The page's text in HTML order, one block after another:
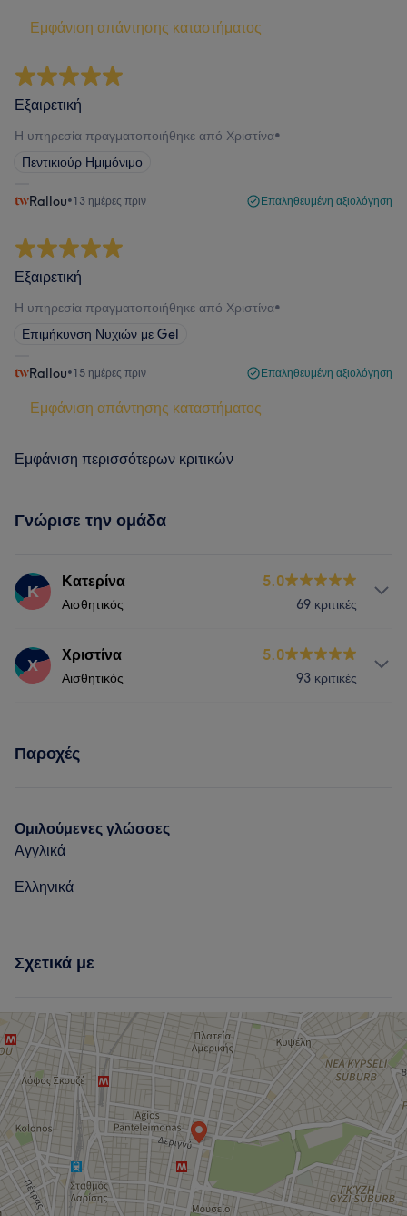
Εμφάνιση απάντησης καταστήματος
Εξαιρετική
Η υπηρεσία πραγματοποιήθηκε από Χριστίνα•
Πεντικιούρ Ημιμόνιμο
Rallou•13 ημέρες πριν Επαληθευμένη αξιολόγηση
Εξαιρετική
Η υπηρεσία πραγματοποιήθηκε από Χριστίνα•
Επιμήκυνση Νυχιών με Gel
Rallou•15 ημέρες πριν Επαληθευμένη αξιολόγηση
Εμφάνιση απάντησης καταστήματος
Εμφάνιση περισσότερων κριτικών
Γνώρισε την ομάδα
Κ Κατερίνα
Αισθητικός
5.0
69 κριτικές
Υπηρεσίες
Χ Χριστίνα
Αισθητικός
5.0
93 κριτικές
Νύχια
Παροχές
Ομιλούμενες γλώσσες
Αγγλικά
Ελληνικά
Σχετικά με